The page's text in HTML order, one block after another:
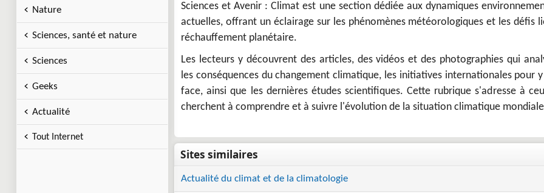
Nature
Sciences, santé et nature
Sciences
Geeks
Actualité
Tout Internet
Sciences et Avenir : Climat est une section dédiée aux dynamiques
actuelles, offrant un éclairage sur les phénomènes météorologiques et les défis
réchauffement planétaire.
Les lecteurs y découvrent des articles, des vidéos et des photographies qui
les conséquences du changement climatique, les initiatives internationales pour
face, ainsi que les dernières études scientifiques. Cette rubrique s'adresse à
cherchent à comprendre et à suivre l'évolution de la situation climatique
Actualité du climat et de la climatologie